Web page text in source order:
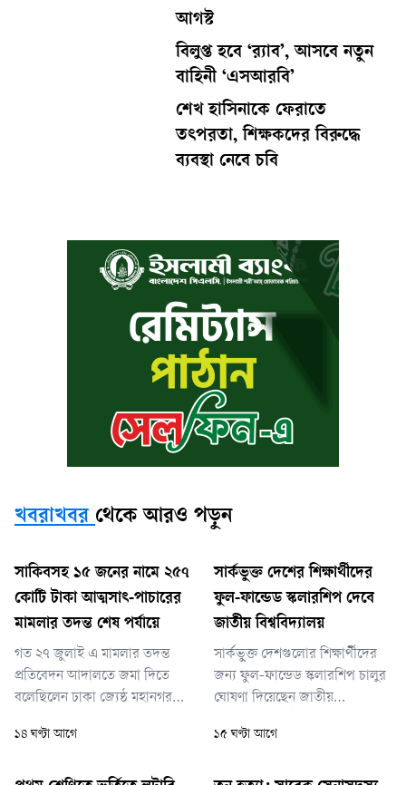
আগস্ট
বিলুপ্ত হবে ‘র‍্যাব’, আসবে নতুন
বাহিনী ‘এসআরবি’
শেখ হাসিনাকে ফেরাতে
তৎপরতা, শিক্ষকদের বিরুদ্ধে
ব্যবস্থা নেবে চবি
খবরাখবর থেকে আরও পড়ুন
সাকিবসহ ১৫ জনের নামে ২৫৭
কোটি টাকা আত্মসাৎ-পাচারের
মামলার তদন্ত শেষ পর্যায়ে
গত ২৭ জুলাই এ মামলার তদন্ত
প্রতিবেদন আদালতে জমা দিতে
বলেছিলেন ঢাকা জ্যেষ্ঠ মহানগর
দিন দুদক প্রতিবেদন জমা দিতে না
১৪ ঘণ্টা আগে
সার্কভুক্ত দেশের শিক্ষার্থীদের
ফুল-ফান্ডেড স্কলারশিপ দেবে
জাতীয় বিশ্ববিদ্যালয়
সার্কভুক্ত দেশগুলোর শিক্ষার্থীদের
জন্য ফুল-ফান্ডেড স্কলারশিপ চালুর
ঘোষণা দিয়েছেন জাতীয়
চ্যান্সেলর) অধ্যাপক ড. এ এস এম
১৫ ঘণ্টা আগে